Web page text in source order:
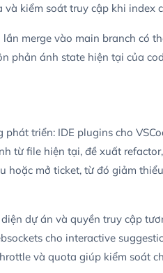
kiểm soát truy cập khi index
merge vào main branch có
ánh state hiện tại của
triển: IDE plugins cho
từ file hiện tại, đề xuất
mở ticket, từ đó giảm
dự án và quyền truy cập
cho interactive
và quota giúp kiểm soát